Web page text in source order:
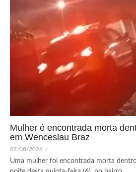
Mulher é encontrada morta
em Wenceslau Braz
07/08/2026 /
Uma mulher foi encontrada morta